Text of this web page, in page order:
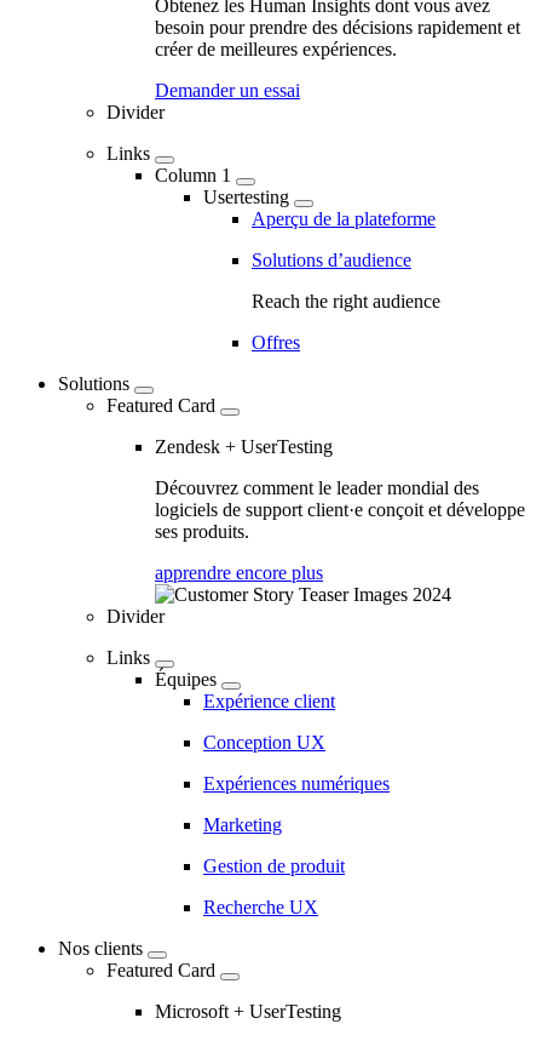
navigation
Obtenez les Human Insights dont vous avez
besoin pour prendre des décisions rapidement et
créer de meilleures expériences.
Demander un essai
Divider
Links
Column 1
Usertesting
Aperçu de la plateforme
Solutions d’audience
Reach the right audience
Offres
Solutions
Featured Card
Zendesk + UserTesting
Découvrez comment le leader mondial des
logiciels de support client·e conçoit et développe
ses produits.
apprendre encore plus
Divider
Links
Équipes
Expérience client
Conception UX
Expériences numériques
Marketing
Gestion de produit
Recherche UX
Nos clients
Featured Card
Microsoft + UserTesting